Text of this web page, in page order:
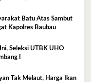
Batu Atas Sambut
Kapolres Baubau
Seleksi UTBK UHO
I
Tak Melaut, Harga Ikan